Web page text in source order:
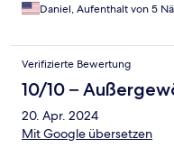
Daniel, Aufenthalt von 5
Verifizierte Bewertung
10/10 –
20. Apr. 2024
Mit Google übersetzen